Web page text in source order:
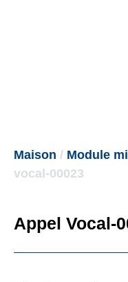
Maison / Module
vocal-00023
Appel Vocal-